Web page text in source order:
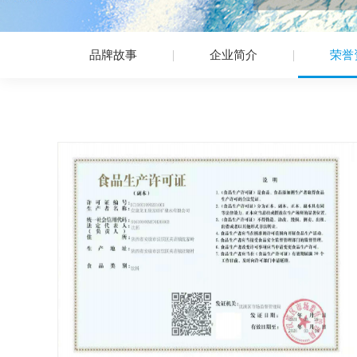
品牌故事 企业简介 荣誉